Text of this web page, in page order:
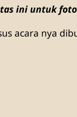
ini untuk
acara nya